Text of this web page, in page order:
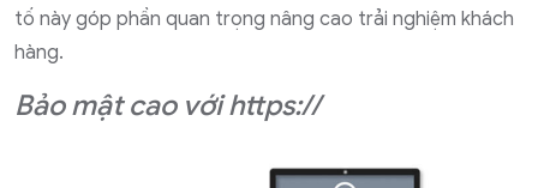
tố này góp phần quan trọng nâng cao trải nghiệm khách
hàng.
Bảo mật cao với https://